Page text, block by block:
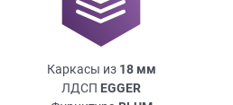
Каркасы из 18мм
ЛДСП EGGER